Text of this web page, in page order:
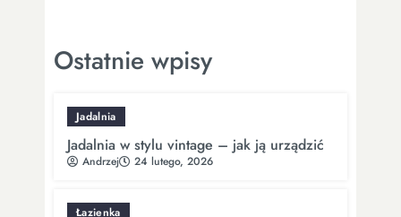
Ostatnie wpisy
Jadalnia
Jadalnia w stylu vintage – jak ją urządzić
Andrzej 24 lutego, 2026
Łazienka